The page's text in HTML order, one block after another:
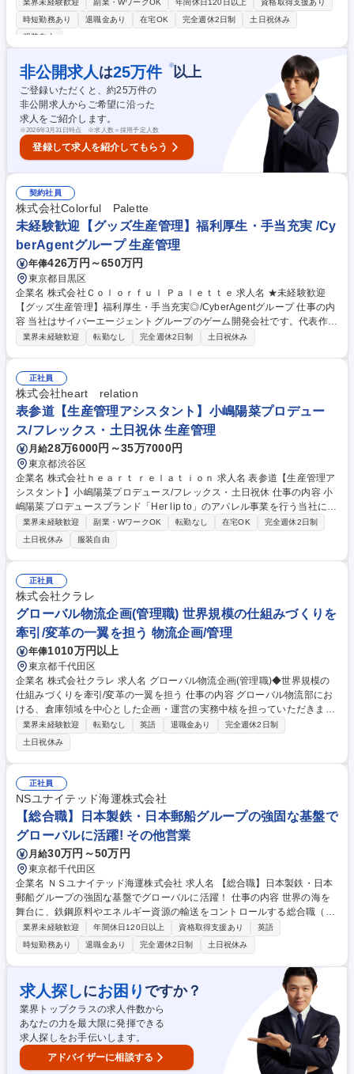
り、ここのパイプラインの強化を図っています。 ■将来的にベトナムに事
務所立上げの構想もあり、まずは現地とのコミュニケーション強化を実
ら商品の販売状況や在庫の分析、協力工場への発注や納期調整、コスト交
渉を行い、商品の安定供給を実現します。このコスト管理や安定供給が会
社の利益に直結する非常に重要なポジションです。 募集職種 【大阪】海
外調達 ベトナムの商習慣を知る方におすすめ/エレコム中核ポジション
業界未経験歓迎 副業・WワークOK 年間休日120日以上
資格取得支援あり
時短勤務あり
退職金あり 在宅OK 完全週休2日制
土日祝休み
服装自由
非公開求人 は25万件 ※以上
ご登録いただくと、約25万件の
非公開求人からご希望に沿った
求人をご紹介します。
※2026年3月31日時点 ※求人数＝採用予定人数
登録して求人を紹介してもらう
契約社員
株式会社Colorful Palette
未経験歓迎【グッズ生産管理】福利厚生・手当充実 /Cy
berAgentグループ 生産管理
年俸426万円～650万円
東京都目黒区
企業名 株式会社Ｃｏｌｏｒｆｕｌ Ｐａｌｅｔｔｅ 求人名 ★未経験歓迎
【グッズ生産管理】福利厚生・手当充実◎/CyberAgentグループ 仕事の内
容 当社はサイバーエージェントグループのゲーム開発会社です。代表作で
ある『プロジェクトセカイ カラフルステージ！ feat. 初音ミク』の開発・
定を含め一貫して携わっていただきます。 【具体的には】■グッズの見積
もり・入稿・納品までの一連の業務 ■サプライヤーハンドリングやコス
ト・納期の交渉 ■発注書・請求書の対応や商品企画・製造ライン調整 募集
職種 ★未経験歓迎【グッズ生産管理】福利厚生・手当充実◎/CyberAgent
グループ
業界未経験歓迎 転勤なし 完全週休2日制 土日祝休み
正社員
株式会社heart relation
表参道【生産管理アシスタント】小嶋陽菜プロデュー
ス/フレックス・土日祝休 生産管理
月給28万6000円～35万7000円
東京都渋谷区
企業名 株式会社ｈｅａｒｔ ｒｅｌａｔｉｏｎ 求人名 表参道【生産管理ア
シスタント】小嶋陽菜プロデュース/フレックス・土日祝休 仕事の内容 小
嶋陽菜プロデュースブランド「Her lip to」のアパレル事業を行う当社に
て、生産管理チームのサポートをお任せします。受発注や在庫管理などを
通じ、ブランドのものづくりを支えるポジションの募集です ■Excelでの
書類作成（発注書等）■荷物の発送・追跡・開梱■サンプルスケジュール管
理■撮影用サンプル管理■各種サンプルのチェック・管理・発送手配■その
他庶務（荷受け等）やサポート業務全般。急成長中のブランドであり、主
体性やスピード感が求められる環境です。チームで協力し、ブランドの理
想のモノづくりに寄り添いながら、幅広い経験を積むことができます。 募
集職種 表参道【生産管理アシスタント】小嶋陽菜プロデュース/フレック
ス・土日祝休
業界未経験歓迎 副業・WワークOK 転勤なし 在宅OK
完全週休2日制
土日祝休み
服装自由
正社員
株式会社クラレ
グローバル物流企画(管理職) 世界規模の仕組みづくりを
牽引/変革の一翼を担う 物流企画/管理
年俸1010万円以上
東京都千代田区
企業名 株式会社クラレ 求人名 グローバル物流企画(管理職)◆世界規模の
仕組みづくりを牽引/変革の一翼を担う 仕事の内容 グローバル物流部にお
ける、倉庫領域を中心とした企画・運営の実務中核を担っていただきま
す。 《ミッション》グローバルで"One Kuraray"として結束を強め、統合
力を高めるべく全社横断での挑戦を進めている当社にて、当部は、各国・
各事業部に分散していた物流機能を、事業価値に直結するグローバル横断
機能として強化するべく2022年に設立しました。本ポジションでは経営
が下した意思決定を、米国・欧州・アジアと多種多様な現場制約の中で、
実際に動くオペレーションへと落とし込む、実装の中核を担っていただき
ます。 募集職種 グローバル物流企画(管理職)◆世界規模の仕組みづくりを
牽引/変革の一翼を担う
業界未経験歓迎 転勤なし 英語 退職金あり
完全週休2日制
土日祝休み
正社員
NSユナイテッド海運株式会社
【総合職】日本製鉄・日本郵船グループの強固な基盤で
グローバルに活躍! その他営業
月給30万円～50万円
東京都千代田区
企業名 ＮＳユナイテッド海運株式会社 求人名 【総合職】日本製鉄・日本
郵船グループの強固な基盤でグローバルに活躍！ 仕事の内容 世界の海を
舞台に、鉄鋼原料やエネルギー資源の輸送をコントロールする総合職（営
業・運航管理・企画）をお任せします。未経験からでも、億単位のビジネ
スを動かすダイナミズムを体感できる環境です。 (1)不定期船法人営業：
新規、既存どちらも担当。 飛び込みは無。メールや電話での契約がほとん
どとなります。(2)国内外の顧客との輸送契約交渉締結、運賃請求(3)原料
／製品輸送船の運航管理：貨物量の確認、補油・運航プランの作成等、積
み地から揚げ地までの運航を管理します。※顧客、船長・乗組員、港の代
理店・荷役業者、ブローカー等、全てのステークホルダーの窓口として、
安全・効率的な運航をコーディネートします 募集職種 【総合職】日本製
鉄・日本郵船グループの強固な基盤でグローバルに活躍！
業界未経験歓迎 年間休日120日以上 資格取得支援あり
英語
時短勤務あり
退職金あり 完全週休2日制 土日祝休み
求人探しにお困り ですか？
業界トップクラスの求人件数から
あなたの力を最大限に発揮できる
求人探しをお手伝いします。
アドバイザーに相談する